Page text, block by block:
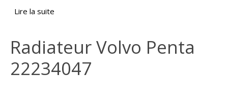
Lire la suite
Radiateur Volvo Penta
22234047